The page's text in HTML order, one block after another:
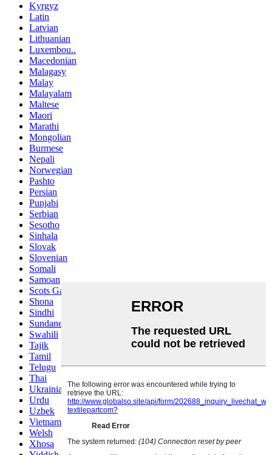
Kyrgyz
Latin
Latvian
Lithuanian
Luxembou..
Macedonian
Malagasy
Malay
Malayalam
Maltese
Maori
Marathi
Mongolian
Burmese
Nepali
Norwegian
Pashto
Persian
Punjabi
Serbian
Sesotho
Sinhala
Slovak
Slovenian
Somali
Samoan
Scots Gaelic
Shona
Sindhi
Sundanese
Swahili
Tajik
Tamil
Telugu
Thai
Ukrainian
Urdu
Uzbek
Vietnamese
Welsh
Xhosa